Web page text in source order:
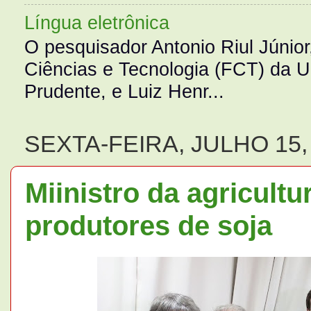
Língua eletrônica
O pesquisador Antonio Riul
Ciências e Tecnologia (FCT) da
Prudente, e Luiz Henr...
SEXTA-FEIRA, JULHO
Miinistro da
produtores de soja